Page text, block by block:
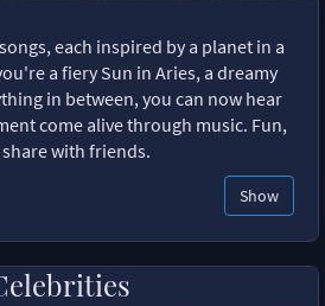
each inspired by a planet in a
a fiery Sun in Aries, a dreamy
in between, you can now hear
come alive through music. Fun,
with friends.
Show